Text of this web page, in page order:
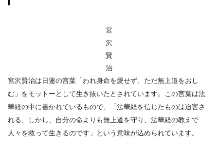
宮
沢
賢
治
宮沢賢治は日蓮の言葉「われ身命を愛せず、ただ無上道をおし
む」をモットーとして生き抜いたとされています。この言葉は法
華経の中に書かれているもので、「法華経を信じたものは迫害さ
れる、しかし、自分の命よりも無上道を守り、法華経の教えで
人々を救って生きるのです」という意味が込められています。